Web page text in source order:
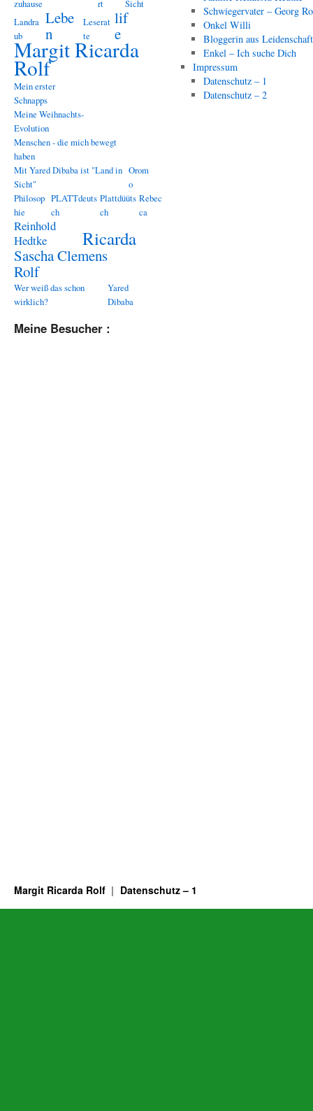
zuhause rt
Sicht
Landra
ub
Lebe
n
Leserat
te
lif
e
Margit Ricarda
Rolf
Mein erster
Schnapps
Meine Weihnachts-
Evolution
Menschen - die mich bewegt
haben
Mit Yared Dibaba ist "Land in
Sicht"
Orom
o
Philosop
hie
PLATTdeuts
ch
Plattdüüts
ch
Rebec
ca
Reinhold
Hedtke
Ricarda
Sascha Clemens
Rolf
Wer weiß das schon
wirklich?
Yared
Dibaba
Meine Besucher :
Schwiegervater – Georg
Onkel Willi
Bloggerin aus Leidenschaft
Enkel – Ich suche Dich
Impressum
Datenschutz – 1
Datenschutz – 2
Margit Ricarda Rolf Datenschutz – 1